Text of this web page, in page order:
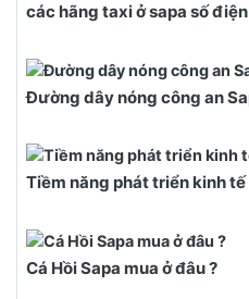
các hãng taxi ở sapa số
Đường dây nóng công an
Tiềm năng phát triển kinh
Cá Hồi Sapa mua ở đâu ?